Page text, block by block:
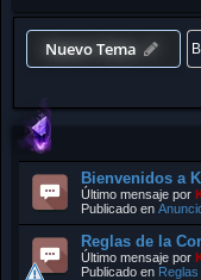
Nuevo Tema
Bienvenidos a
Último mensaje por
Publicado en
Reglas de la
Último mensaje por
Publicado en